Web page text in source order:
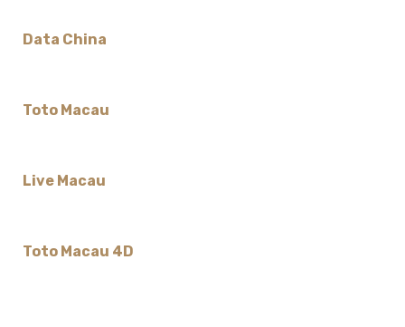
Data China
Toto Macau
Live Macau
Toto Macau 4D